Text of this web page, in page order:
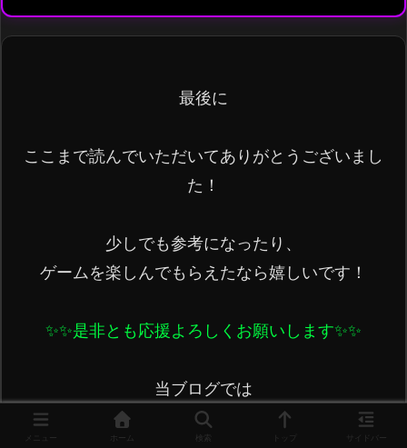
最後に
ここまで読んでいただいてありがとうございまし
た！
少しでも参考になったり、
ゲームを楽しんでもらえたなら嬉しいです！
✨️✨️是非とも応援よろしくお願いします✨️✨️
当ブログでは
「このARGの記事も欲しい！」
メニュー ホーム 検索 サイドバー